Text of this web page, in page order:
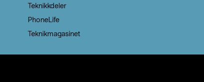
Teknikkdeler
PhoneLife
Teknikmagasinet